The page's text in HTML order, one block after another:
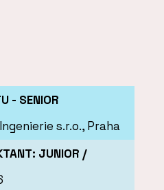
- SENIOR
s.r.o., Praha
JUNIOR /